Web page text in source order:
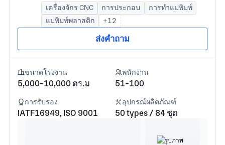
เครื่องจักร CNC การประกอบ
การทำแม่พิมพ์
แม่พิมพ์พลาสติก
+12
ส่งคำถาม
ขนาดโรงงาน
5,000-10,000 ตร.ม
พนักงาน
51-100
การรับรอง
IATF16949, ISO 9001
อุปกรณ์ผลิตภัณฑ์
50 types / 84 ชุด